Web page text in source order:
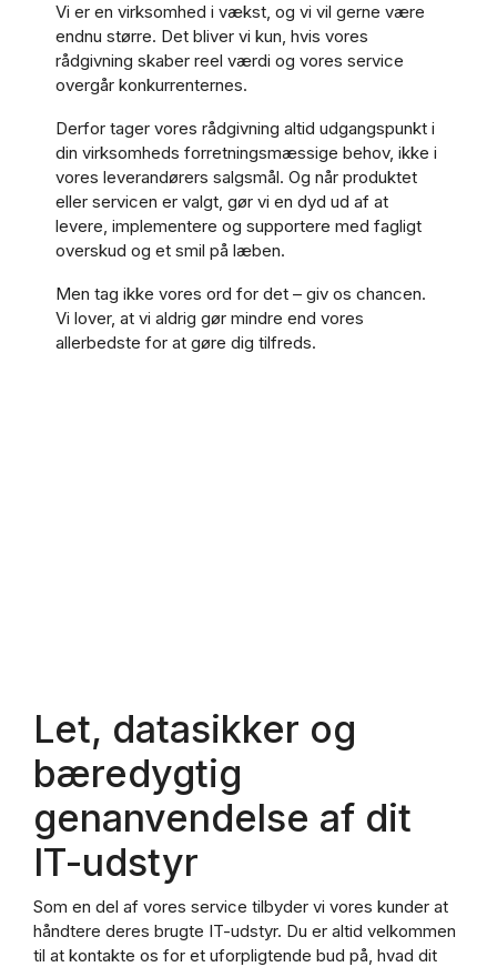
Vi er en virksomhed i vækst, og vi vil gerne være
endnu større. Det bliver vi kun, hvis vores
rådgivning skaber reel værdi og vores service
overgår konkurrenternes.
Derfor tager vores rådgivning altid udgangspunkt i
din virksomheds forretningsmæssige behov, ikke i
vores leverandørers salgsmål. Og når produktet
eller servicen er valgt, gør vi en dyd ud af at
levere, implementere og supportere med fagligt
overskud og et smil på læben.
Men tag ikke vores ord for det – giv os chancen.
Vi lover, at vi aldrig gør mindre end vores
allerbedste for at gøre dig tilfreds.
Let, datasikker og
bæredygtig
genanvendelse af dit
IT-udstyr
Som en del af vores service tilbyder vi vores kunder at
håndtere deres brugte IT-udstyr. Du er altid velkommen
til at kontakte os for et uforpligtende bud på, hvad dit